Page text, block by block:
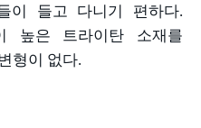
이 들고 다니기 편하다.
높은 트라이탄 소재를
형이 없다.